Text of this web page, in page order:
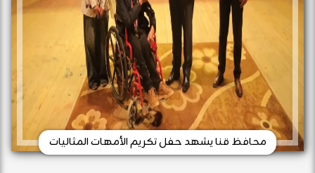
محافظ قنا يشهد حفل تكريم الأمهات المثاليات